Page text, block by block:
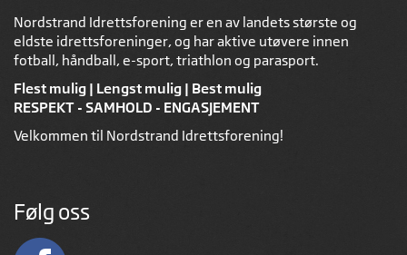
Nordstrand Idrettsforening er en av landets største og
eldste idrettsforeninger, og har aktive utøvere innen
fotball, håndball, e-sport, triathlon og parasport.
Flest mulig | Lengst mulig | Best mulig
RESPEKT - SAMHOLD - ENGASJEMENT
Velkommen til Nordstrand Idrettsforening!
Følg oss